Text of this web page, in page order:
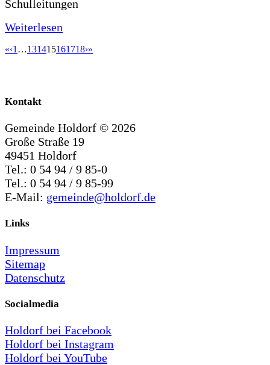
Schulleitungen
Weiterlesen
«‹1 …131415161718›»
Kontakt
Gemeinde Holdorf © 2026
Große Straße 19
49451 Holdorf
Tel.: 0 54 94 / 9 85-0
Tel.: 0 54 94 / 9 85-99
E-Mail: gemeinde@holdorf.de
Links
Impressum
Sitemap
Datenschutz
Socialmedia
Holdorf bei Facebook
Holdorf bei Instagram
Holdorf bei YouTube